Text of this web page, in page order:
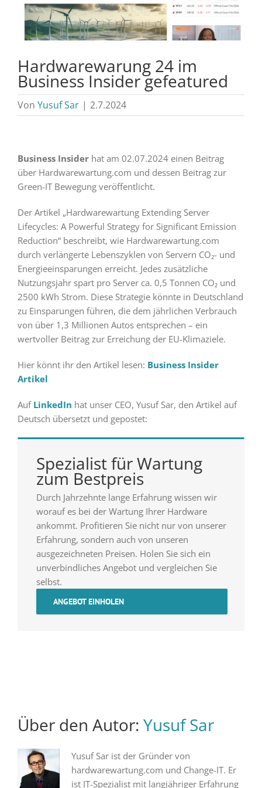
Hardwarewarung 24 im
Business Insider gefeatured
Von Yusuf Sar | 2.7.2024
Business Insiderhat am 02.07.2024 einen Beitrag
über Hardwarewartung.com und dessen Beitrag zur
Green-IT Bewegung veröffentlicht.
Der Artikel „Hardwarewartung Extending Server
Lifecycles: A Powerful Strategy for Significant Emission
Reduction“ beschreibt, wie Hardwarewartung.com
durch verlängerte Lebenszyklen von Servern CO₂- und
Energieeinsparungen erreicht. Jedes zusätzliche
Nutzungsjahr spart pro Server ca. 0,5 Tonnen CO₂ und
2500 kWh Strom. Diese Strategie könnte in Deutschland
zu Einsparungen führen, die dem jährlichen Verbrauch
von über 1,3 Millionen Autos entsprechen – ein
wertvoller Beitrag zur Erreichung der EU-Klimaziele.
Hier könnt ihr den Artikel lesen: Business Insider
Artikel
Auf LinkedIn hat unser CEO, Yusuf Sar, den Artikel auf
Deutsch übersetzt und gepostet:
Spezialist für Wartung
zum Bestpreis
Durch Jahrzehnte lange Erfahrung wissen wir
worauf es bei der Wartung Ihrer Hardware
ankommt. Profitieren Sie nicht nur von unserer
Erfahrung, sondern auch von unseren
ausgezeichneten Preisen. Holen Sie sich ein
unverbindliches Angebot und vergleichen Sie
selbst.
ANGEBOT EINHOLEN
Über den Autor: Yusuf Sar
Yusuf Sar ist der Gründer von
hardwarewartung.com und Change-IT. Er
ist IT-Spezialist mit langjähriger Erfahrung